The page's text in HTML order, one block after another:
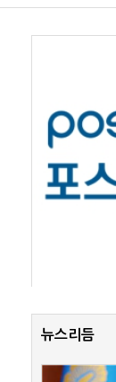
뉴스리듬